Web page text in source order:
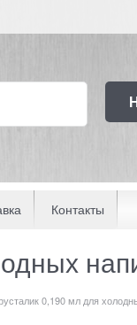
Контакты
0,190 мл для